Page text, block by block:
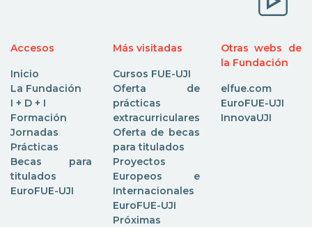
Accesos
Inicio
La Fundación
I + D + I
Formación
Jornadas
Prácticas
Becas para
titulados
EuroFUE-UJI
Más visitadas
Cursos FUE-UJI
Oferta de
prácticas
extracurriculares
Oferta de becas
para titulados
Proyectos
Europeos e
Internacionales
EuroFUE-UJI
Próximas
Otras webs de
la Fundación
elfue.com
EuroFUE-UJI
InnovaUJI